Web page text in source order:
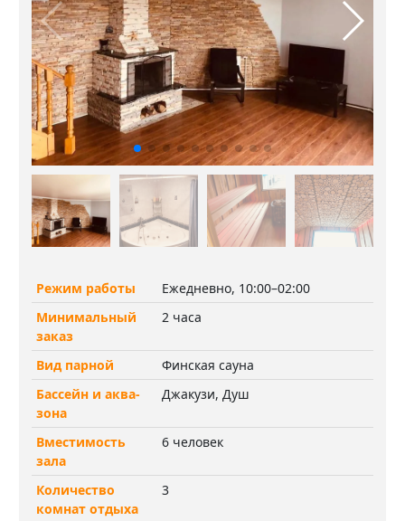
Режим работы
Ежедневно, 10:00–02:00
Минимальный
заказ
2 часа
Вид парной
Финская сауна
Бассейн и аква-
зона
Джакузи, Душ
Вместимость
зала
6 человек
Количество
комнат отдыха
3